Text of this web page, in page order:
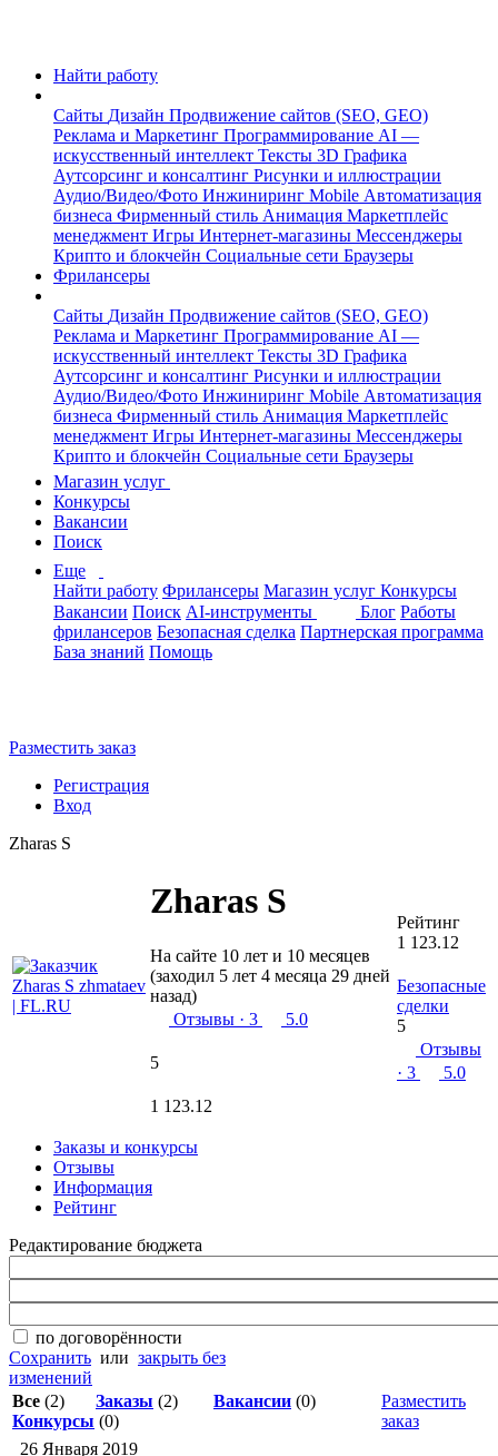
Найти работу
Сайты Дизайн Продвижение сайтов (SEO, GEO)
Реклама и Маркетинг Программирование AI —
искусственный интеллект Тексты 3D Графика
Аутсорсинг и консалтинг Рисунки и иллюстрации
Аудио/Видео/Фото Инжиниринг Mobile Автоматизация
бизнеса Фирменный стиль Анимация Маркетплейс
менеджмент Игры Интернет-магазины Мессенджеры
Крипто и блокчейн Социальные сети Браузеры
Фрилансеры
Сайты Дизайн Продвижение сайтов (SEO, GEO)
Реклама и Маркетинг Программирование AI —
искусственный интеллект Тексты 3D Графика
Аутсорсинг и консалтинг Рисунки и иллюстрации
Аудио/Видео/Фото Инжиниринг Mobile Автоматизация
бизнеса Фирменный стиль Анимация Маркетплейс
менеджмент Игры Интернет-магазины Мессенджеры
Крипто и блокчейн Социальные сети Браузеры
Магазин услуг
Конкурсы
Вакансии
Поиск
Еще
Найти работу Фрилансеры Магазин услуг Конкурсы
Вакансии Поиск AI-инструменты Блог Работы
фрилансеров Безопасная сделка Партнерская программа
База знаний Помощь
Разместить заказ
Регистрация
Вход
Zharas S
Zharas S
На сайте 10 лет и 10 месяцев
(заходил 5 лет 4 месяца 29 дней
назад)
Отзывы · 3 5.0
5
1 123.12
Рейтинг
1 123.12
Безопасные
сделки
5
Отзывы
· 3
5.0
Заказы и конкурсы
Отзывы
Информация
Рейтинг
Редактирование бюджета
по договорённости
Сохранить или закрыть без
изменений
Все (2) Заказы (2) Вакансии (0)
Конкурсы (0)
Разместить
заказ
26 Января 2019